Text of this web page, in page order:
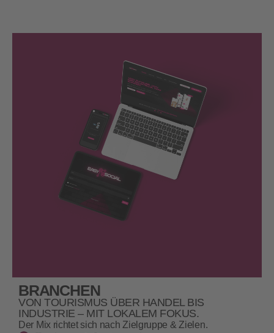
BRANCHEN
VON TOURISMUS ÜBER HANDEL BIS
INDUSTRIE – MIT LOKALEM FOKUS.
Der Mix richtet sich nach Zielgruppe & Zielen.